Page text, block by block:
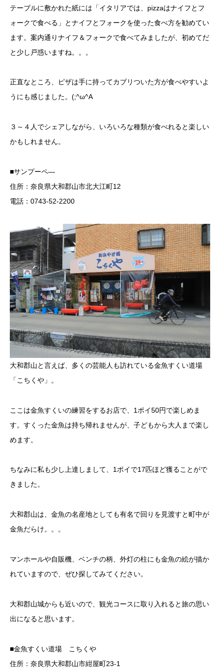
テーブルに敷かれた紙には「イタリアでは、pizzaはナイフとフ
ォークで食べる」とナイフとフォークを使った食べ方を勧めてい
ます。案内通りナイフ＆フォークで食べてみましたが、初めてだ
と少し戸惑いますね。。。
正直なところ、ピザは手に持ってカブリついた方が食べやすいよ
うにも感じました。(;^ω^A
３～４人でシェアしながら、いろいろな種類が食べれると楽しい
かもしれません。
■サンプーペ―
住所：奈良県大和郡山市北大江町12
電話：0743-52-2200
大和郡山と言えば、多くの芸能人も訪れている金魚すくい道場
「こちくや」。
ここは金魚すくいの練習をするお店で、1ポイ50円で楽しめま
す。すくった金魚は持ち帰れませんが、子どもから大人まで楽し
めます。
ちなみに私も少し上達しまして、1ポイで17匹ほど獲ることがで
きました。
大和郡山は、金魚の名産地としても有名で回りを見渡すと町中が
金魚だらけ。。。
マンホールや自販機、ベンチの柄、外灯の柱にも金魚の絵が描か
れていますので、ぜひ探してみてください。
大和郡山城からも近いので、観光コースに取り入れると旅の思い
出になると思います。
■金魚すくい道場 こちくや
住所：奈良県大和郡山市紺屋町23-1